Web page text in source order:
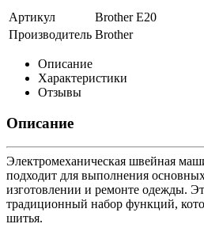
Артикул
Brother E20
Производитель Brother
Описание
Характеристики
Отзывы
Описание
Электромеханическая швейная
подходит для выполнения
изготовлении и ремонте одежды.
традиционный набор функций,
шитья.